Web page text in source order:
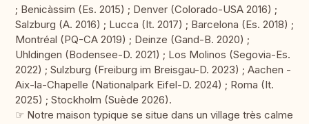
; Benicàssim (Es. 2015) ; Denver (Colorado-USA 2016) ;
Salzburg (A. 2016) ; Lucca (It. 2017) ; Barcelona (Es. 2018) ;
Montréal (PQ-CA 2019) ; Deinze (Gand-B. 2020) ;
Uhldingen (Bodensee-D. 2021) ; Los Molinos (Segovia-Es.
2022) ; Sulzburg (Freiburg im Breisgau-D. 2023) ; Aachen -
Aix-la-Chapelle (Nationalpark Eifel-D. 2024) ; Roma (It.
2025) ; Stockholm (Suède 2026).
☞ Notre maison typique se situe dans un village très calme